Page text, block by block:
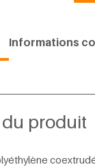
Informations
produit